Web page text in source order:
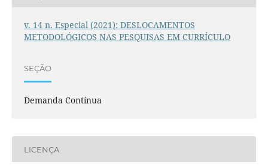
v. 14 n. Especial (2021): DESLOCAMENTOS
METODOLÓGICOS NAS PESQUISAS EM CURRÍCULO
SEÇÃO
Demanda Contínua
LICENÇA